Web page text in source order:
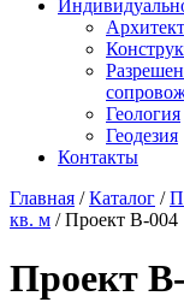
Геология
Геодезия
Контакты
Главная /Каталог /
кв. м /Проект B-004
Проект